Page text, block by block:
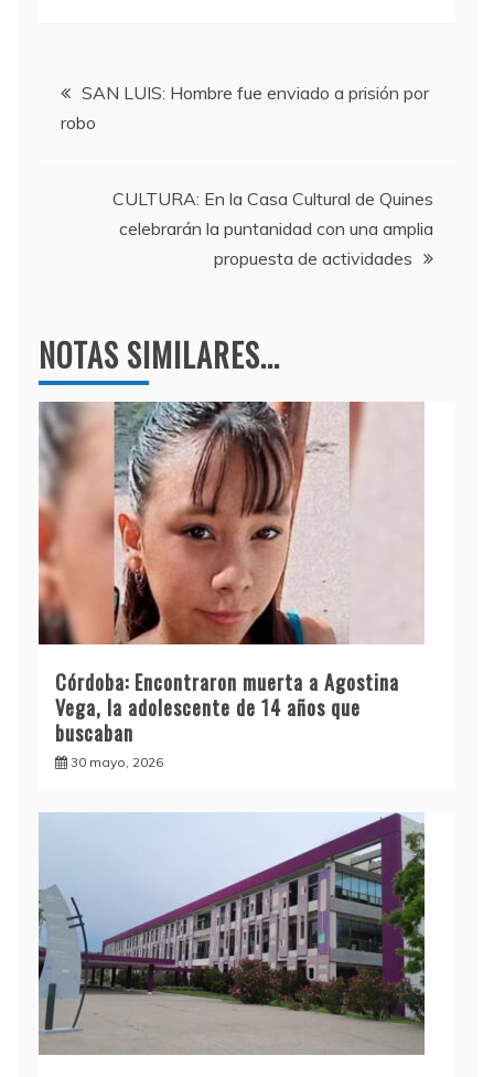
b
k
a A
Navegación
de
entradas
SAN LUIS: Hombre fue enviado a prisión por
robo
CULTURA: En la Casa Cultural de Quines
celebrarán la puntanidad con una amplia
propuesta de actividades
NOTAS SIMILARES...
Córdoba: Encontraron muerta a Agostina
Vega, la adolescente de 14 años que
buscaban
30 mayo, 2026